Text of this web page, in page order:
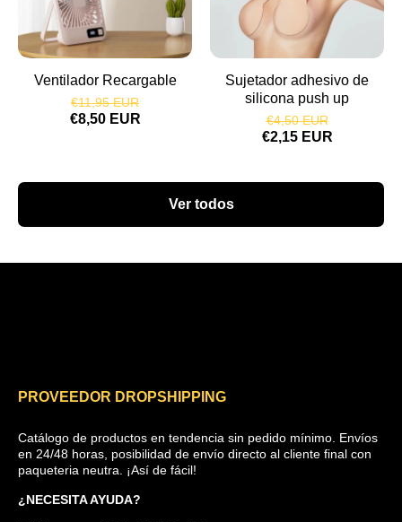
Ventilador Recargable
€11,95 EUR
€8,50 EUR
Sujetador adhesivo de
silicona push up
€4,50 EUR
€2,15 EUR
Ver todos
PROVEEDOR DROPSHIPPING
Catálogo de productos en tendencia sin pedido mínimo. Envíos
en 24/48 horas, posibilidad de envío directo al cliente final con
paqueteria neutra. ¡Así de fácil!
¿NECESITA AYUDA?